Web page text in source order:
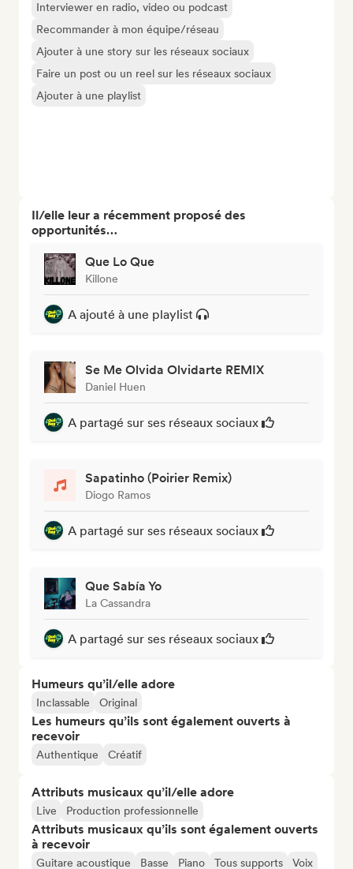
Interviewer en radio, video ou podcast
Recommander à mon équipe/réseau
Ajouter à une story sur les réseaux sociaux
Faire un post ou un reel sur les réseaux sociaux
Ajouter à une playlist
Il/elle leur a récemment proposé des
opportunités…
Que Lo Que
Killone
A ajouté à une playlist
Se Me Olvida Olvidarte REMIX
Daniel Huen
A partagé sur ses réseaux sociaux
Sapatinho (Poirier Remix)
Diogo Ramos
A partagé sur ses réseaux sociaux
Que Sabía Yo
La Cassandra
A partagé sur ses réseaux sociaux
Humeurs qu’il/elle adore
Inclassable Original
Les humeurs qu’ils sont également ouverts à
recevoir
Authentique Créatif
Attributs musicaux qu’il/elle adore
Live Production professionnelle
Attributs musicaux qu’ils sont également ouverts
à recevoir
Guitare acoustique Basse Piano Tous supports Voix